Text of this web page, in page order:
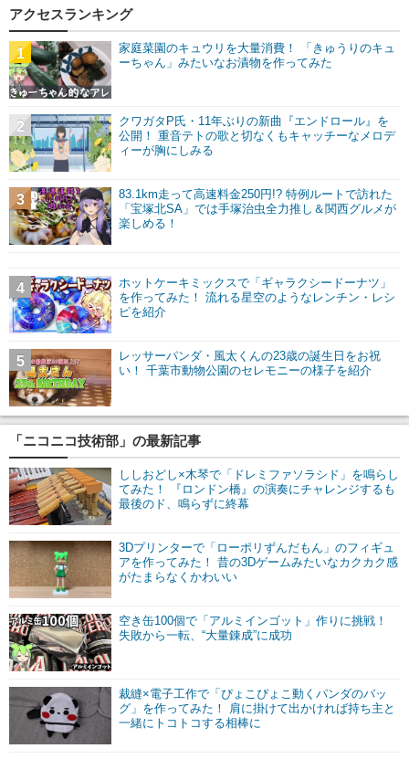
アクセスランキング
家庭菜園のキュウリを大量消費！ 「きゅうりのキュ
ーちゃん」みたいなお漬物を作ってみた
1
クワガタP氏・11年ぶりの新曲『エンドロール』を
公開！ 重音テトの歌と切なくもキャッチーなメロデ
ィーが胸にしみる
2
83.1km走って高速料金250円!? 特例ルートで訪れた
「宝塚北SA」では手塚治虫全力推し＆関西グルメが
楽しめる！
3
ホットケーキミックスで「ギャラクシードーナツ」
を作ってみた！ 流れる星空のようなレンチン・レシ
ピを紹介
4
レッサーパンダ・風太くんの23歳の誕生日をお祝
い！ 千葉市動物公園のセレモニーの様子を紹介
5
「ニコニコ技術部」の最新記事
ししおどし×木琴で「ドレミファソラシド」を鳴らし
てみた！ 『ロンドン橋』の演奏にチャレンジするも
最後のド、鳴らずに終幕
3Dプリンターで「ローポリずんだもん」のフィギュ
アを作ってみた！ 昔の3Dゲームみたいなカクカク感
がたまらなくかわいい
空き缶100個で「アルミインゴット」作りに挑戦！
失敗から一転、“大量錬成”に成功
裁縫×電子工作で「ぴょこぴょこ動くパンダのバッ
グ」を作ってみた！ 肩に掛けて出かければ持ち主と
一緒にトコトコする相棒に